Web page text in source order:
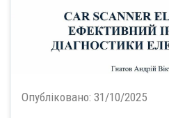
Опубліковано: 31/10/2025